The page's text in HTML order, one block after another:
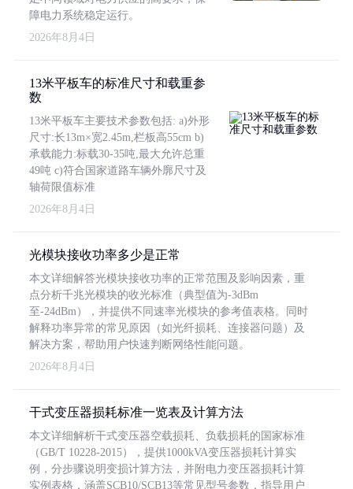
障电力系统稳定运行。
2026年8月4日
13米平板车的标准尺寸和载重参
数
13米平板车主要技术参数包括: a)外形
尺寸:长13m×宽2.45m,栏板高55cm b)
承载能力:标载30-35吨,最大允许总重
49吨 c)符合国家道路车辆外廓尺寸及
轴荷限值标准
2026年8月4日
光模块接收功率多少是正常
本文详细解答光模块接收功率的正常范围及影响因素，重
点分析千兆光模块的收光标准（典型值为-3dBm
至-24dBm），并提供不同速率光模块的参考值表格。同时
解释功率异常的常见原因（如光纤损耗、连接器问题）及
解决方案，帮助用户快速判断网络性能问题。
2026年8月4日
干式变压器损耗标准一览表及计算方法
本文详细解析干式变压器空载损耗、负载损耗的国家标准
（GB/T 10228-2015），提供1000kVA变压器损耗计算实
例，分步骤说明变损计算方法，并附电力变压器损耗计算
实例表格，涵盖SCB10/SCB13等常见型号参数，指导用户